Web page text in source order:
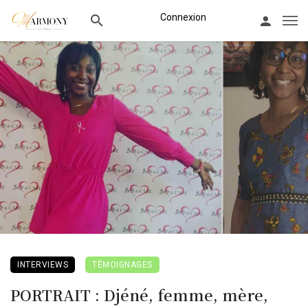
Connexion
INTERVIEWS TÉMOIGNAGES
PORTRAIT : Djéné, femme, mère,